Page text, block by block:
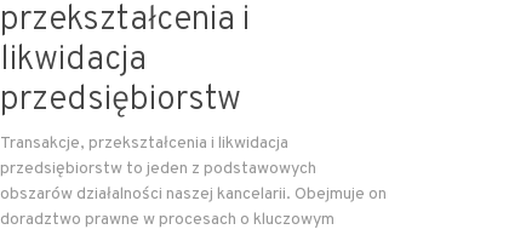
przekształcenia i
likwidacja
przedsiębiorstw
Transakcje, przekształcenia i likwidacja
przedsiębiorstw to jeden z podstawowych
obszarów działalności naszej kancelarii. Obejmuje on
doradztwo prawne w procesach o kluczowym